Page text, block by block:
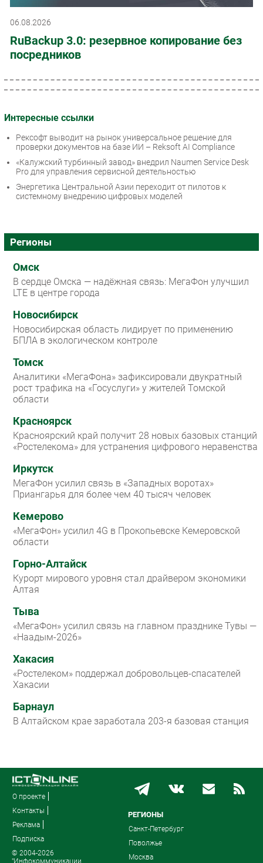
06.08.2026
RuBackup 3.0: резервное копирование без
посредников
Интересные ссылки
Рексофт выводит на рынок универсальное решение для
проверки документов на базе ИИ – Reksoft AI Compliance
«Калужский турбинный завод» внедрил Naumen Service Desk
Pro для управления сервисной деятельностью
Энергетика Центральной Азии переходит от пилотов к
системному внедрению цифровых моделей
Регионы
Омск
В сердце Омска — надёжная связь: МегаФон улучшил
LTE в центре города
Новосибирск
Новосибирская область лидирует по применению
БПЛА в экологическом контроле
Томск
Аналитики «МегаФона» зафиксировали двукратный
рост трафика на «Госуслуги» у жителей Томской
области
Красноярск
Красноярский край получит 28 новых базовых станций
«Ростелекома» для устранения цифрового неравенства
Иркутск
МегаФон усилил связь в «Западных воротах»
Приангарья для более чем 40 тысяч человек
Кемерово
«МегаФон» усилил 4G в Прокопьевске Кемеровской
области
Горно-Алтайск
Курорт мирового уровня стал драйвером экономики
Алтая
Тыва
«МегаФон» усилил связь на главном празднике Тувы —
«Наадым-2026»
Хакасия
«Ростелеком» поддержал добровольцев-спасателей
Хакасии
Барнаул
В Алтайском крае заработала 203-я базовая станция
О проекте
Контакты
Реклама
Подписка
© 2004-2026
"Инфокоммуникации
РЕГИОНЫ
Санкт-Петербург
Поволжье
Москва